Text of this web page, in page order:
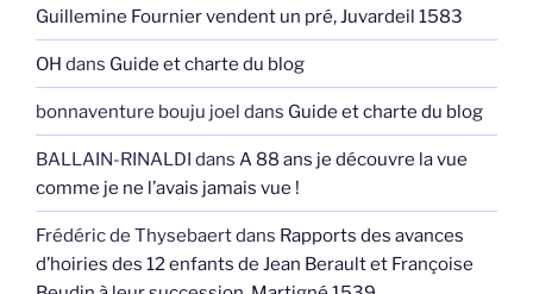
Guillemine Fournier vendent un pré, Juvardeil 1583
OH dans Guide et charte du blog
bonnaventure bouju joel dans Guide et charte du blog
BALLAIN-RINALDI dans A 88 ans je découvre la vue
comme je ne l’avais jamais vue !
Frédéric de Thysebaertdans Rapports des avances
d’hoiries des 12 enfants de Jean Berault et Françoise